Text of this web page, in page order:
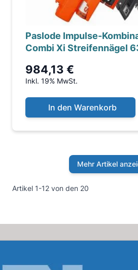
Paslode Impulse-
Combi Xi Streifennägel
984,13 €
Inkl. 19% MwSt.
In den Warenkorb
Artikel 1-12 von den 20
Mehr Artikel